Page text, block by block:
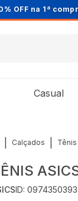
OFF na 1ª
Casual
Calçados Tênis
ID:0974350393